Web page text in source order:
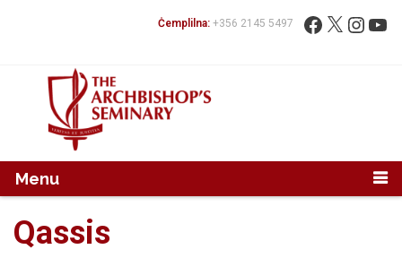
Fittex: Facebook
X
Ċemplilna: +356 2145 5497
Menu
Qassis